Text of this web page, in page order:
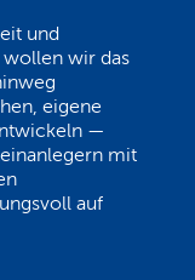
und
wir das
eigene
—
mit
auf